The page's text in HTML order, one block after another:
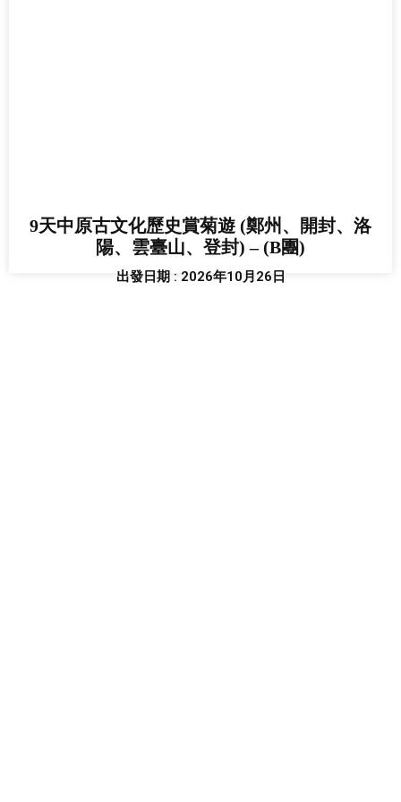
9天中原古文化歷史賞菊遊 (鄭州、開封、洛
陽、雲臺山、登封) – (B團)
出發日期 : 2026年10月26日